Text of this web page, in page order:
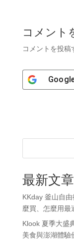
コメント
コメントを投稿
最新文章
KKday 釜山自
麼買、怎麼用最
Klook 夏季大盛
美食與澎湖體驗